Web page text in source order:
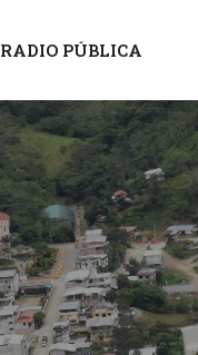
RADIO PÚBLICA